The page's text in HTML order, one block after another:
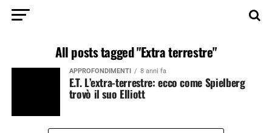
All posts tagged "Extra terrestre"
APPROFONDIMENTI 8 anni fa
E.T. L’extra-terrestre: ecco come Spielberg
trovò il suo Elliott